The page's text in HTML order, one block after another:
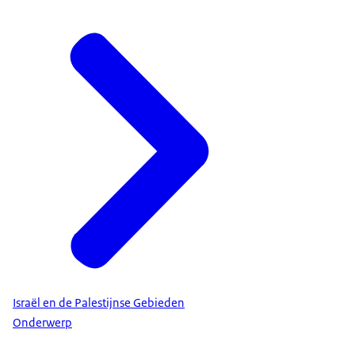
Israël en de Palestijnse Gebieden
Onderwerp